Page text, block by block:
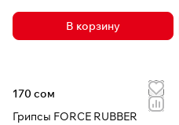
В корзину
170 сом
Грипсы FORCE RUBBER